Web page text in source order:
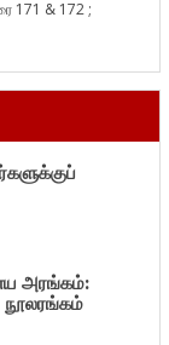
171 & 172 ;
அரங்கம்: